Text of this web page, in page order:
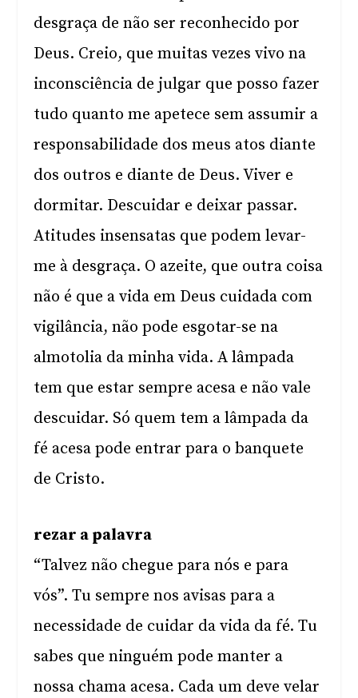
desgraça de não ser reconhecido por
Deus. Creio, que muitas vezes vivo na
inconsciência de julgar que posso fazer
tudo quanto me apetece sem assumir a
responsabilidade dos meus atos diante
dos outros e diante de Deus. Viver e
dormitar. Descuidar e deixar passar.
Atitudes insensatas que podem levar-
me à desgraça. O azeite, que outra coisa
não é que a vida em Deus cuidada com
vigilância, não pode esgotar-se na
almotolia da minha vida. A lâmpada
tem que estar sempre acesa e não vale
descuidar. Só quem tem a lâmpada da
fé acesa pode entrar para o banquete
de Cristo.
rezar a palavra
“Talvez não chegue para nós e para
vós”. Tu sempre nos avisas para a
necessidade de cuidar da vida da fé. Tu
sabes que ninguém pode manter a
nossa chama acesa. Cada um deve velar